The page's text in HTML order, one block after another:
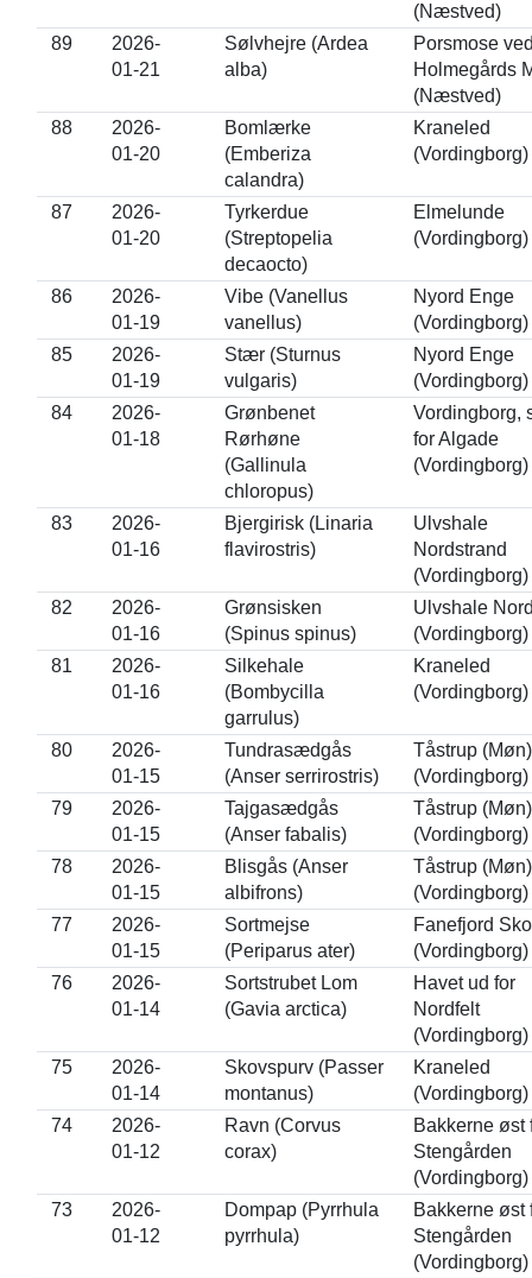
(Næstved)
89
2026-
01-21
Sølvhejre (Ardea
alba)
Porsmose
Holmegårds
(Næstved)
88
2026-
01-20
Bomlærke
(Emberiza
calandra)
Kraneled
(Vordingborg)
87
2026-
01-20
Tyrkerdue
(Streptopelia
decaocto)
Elmelunde
(Vordingborg)
86
2026-
01-19
Vibe (Vanellus
vanellus)
Nyord Enge
(Vordingborg)
85
2026-
01-19
Stær (Sturnus
vulgaris)
Nyord Enge
(Vordingborg)
84
2026-
01-18
Grønbenet
Rørhøne
(Gallinula
chloropus)
Vordingborg,
for Algade
(Vordingborg)
83
2026-
01-16
Bjergirisk (Linaria
flavirostris)
Ulvshale
Nordstrand
(Vordingborg)
82
2026-
01-16
Grønsisken
(Spinus spinus)
Ulvshale
(Vordingborg)
81
2026-
01-16
Silkehale
(Bombycilla
garrulus)
Kraneled
(Vordingborg)
80
2026-
01-15
Tundrasædgås
(Anser serrirostris)
Tåstrup (Møn)
(Vordingborg)
79
2026-
01-15
Tajgasædgås
(Anser fabalis)
Tåstrup (Møn)
(Vordingborg)
78
2026-
01-15
Blisgås (Anser
albifrons)
Tåstrup (Møn)
(Vordingborg)
77
2026-
01-15
Sortmejse
(Periparus ater)
Fanefjord
(Vordingborg)
76
2026-
01-14
Sortstrubet Lom
(Gavia arctica)
Havet ud for
Nordfelt
(Vordingborg)
75
2026-
01-14
Skovspurv (Passer
montanus)
Kraneled
(Vordingborg)
74
2026-
01-12
Ravn (Corvus
corax)
Bakkerne øst
Stengården
(Vordingborg)
73
2026-
01-12
Dompap (Pyrrhula
pyrrhula)
Bakkerne øst
Stengården
(Vordingborg)